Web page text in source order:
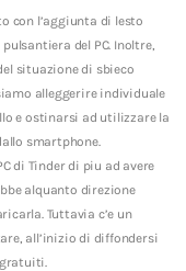
con l’aggiunta di lesto
del PC. Inoltre,
situazione di sbieco
alleggerire individuale
e ostinarsi ad utilizzare la
smartphone.
di Tinder di piu ad avere
alquanto direzione
Tuttavia c’e un
all’inizio di diffondersi